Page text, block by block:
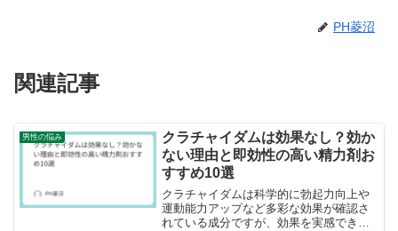
PH菱沼
関連記事
男性の悩み
クラチャイダムは効果なし？効か
ない理由と即効性の高い精力剤お
すすめ10選
クラチャイダムは科学的に勃起力向上や
運動能力アップなど多彩な効果が確認さ
れている成分ですが、効果を実感できな